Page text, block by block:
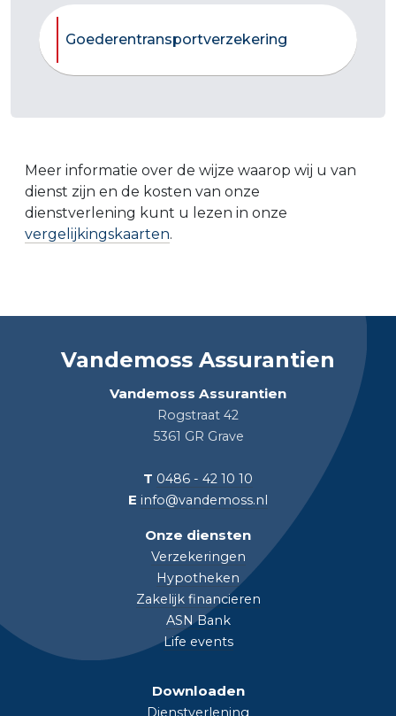
Goederentransportverzekering
Meer informatie over de wijze waarop wij u van
dienst zijn en de kosten van onze
dienstverlening kunt u lezen in onze
vergelijkingskaarten.
Vandemoss Assurantien
Vandemoss Assurantien
Rogstraat 42
5361 GR Grave
T 0486 - 42 10 10
E info@vandemoss.nl
Onze diensten
Verzekeringen
Hypotheken
Zakelijk financieren
ASN Bank
Life events
Downloaden
Dienstverlening